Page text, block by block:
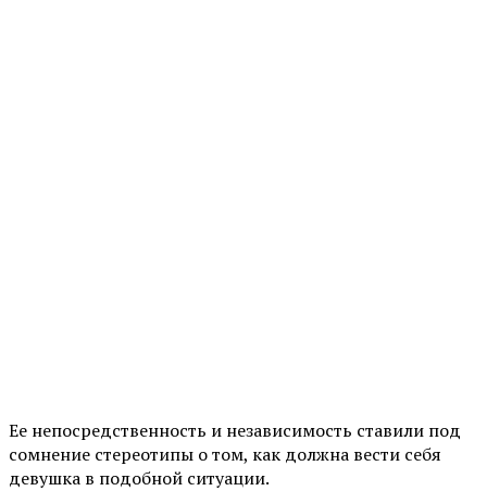
Ее непосредственность и независимость ставили под
сомнение стереотипы о том, как должна вести себя
девушка в подобной ситуации.